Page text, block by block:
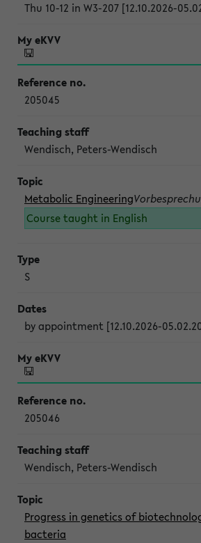
Thu 10-12 in W3-207 [12.10.2026-
205045
Wendisch, Peters-Wendisch
Metabolic Engineering
Course taught in English
S
by appointment [12.10.2026-
205046
Wendisch, Peters-Wendisch
Progress in genetics of
bacteria